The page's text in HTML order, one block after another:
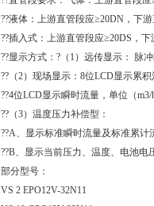
??液体：上游直管段应≥20DN，下
??插入式：上游直管段应≥20DS，
??显示方式：?（1）远传显示： 脉
??（2）现场显示：8位LCD显示累
??4位LCD显示瞬时流量，单位（
??（3）温度压力补偿型：
??A、显示标准瞬时流量及标准累计
??B、显示当前压力、温度、电池电
部分型号：
VS 2 EPO12V-32N11